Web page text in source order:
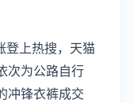
登上热搜，天猫
次为公路自行
冲锋衣裤成交